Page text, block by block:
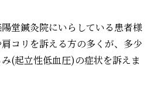
堂鍼灸院にいらしている患者様
コリを訴える方の多くが、多少
(起立性低血圧)の症状を訴えま